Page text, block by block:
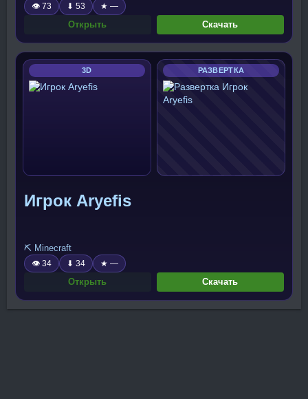
👁 73 ⬇ 53 ★ —
Открыть Скачать
3D РАЗВЕРТКА
Игрок Aryefis
⛏️ Minecraft
👁 34 ⬇ 34 ★ —
Открыть Скачать